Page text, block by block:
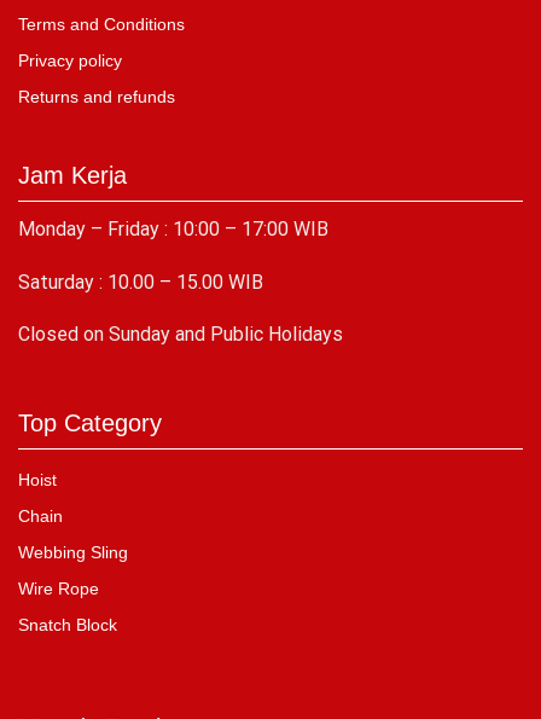
Terms and Conditions
Privacy policy
Returns and refunds
Jam Kerja
Monday – Friday : 10:00 – 17:00 WIB
Saturday : 10.00 – 15.00 WIB
C losed on Sunday and Public Holidays
Top Category
Hoist
Chain
Webbing Sling
Wire Rope
Snatch Block